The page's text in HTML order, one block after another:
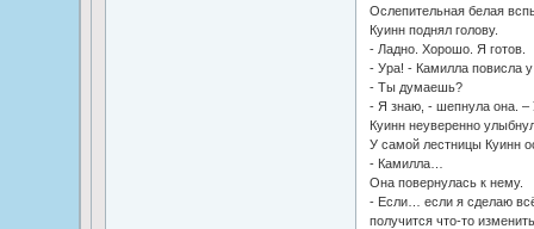
Ослепительная белая
Куинн поднял голову.
- Ладно. Хорошо. Я готов.
- Ура! - Камилла повисла
- Ты думаешь?
- Я знаю, - шепнула она. –
Куинн неуверенно
У самой лестницы Куинн
- Камилла…
Она повернулась к нему.
- Если… если я сделаю
получится что-то